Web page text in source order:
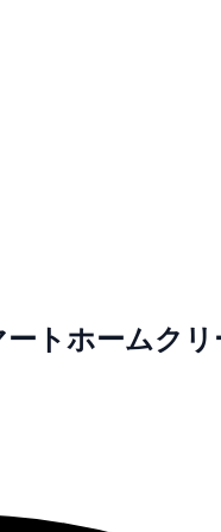
トホームク